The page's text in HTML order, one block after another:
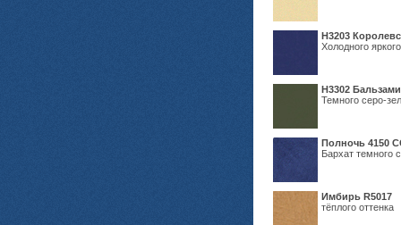
Н3203
Холодного
Н3302
Темного серо-
Полночь 4150
Бархат темного
Имбирь R5017
тёплого оттенка